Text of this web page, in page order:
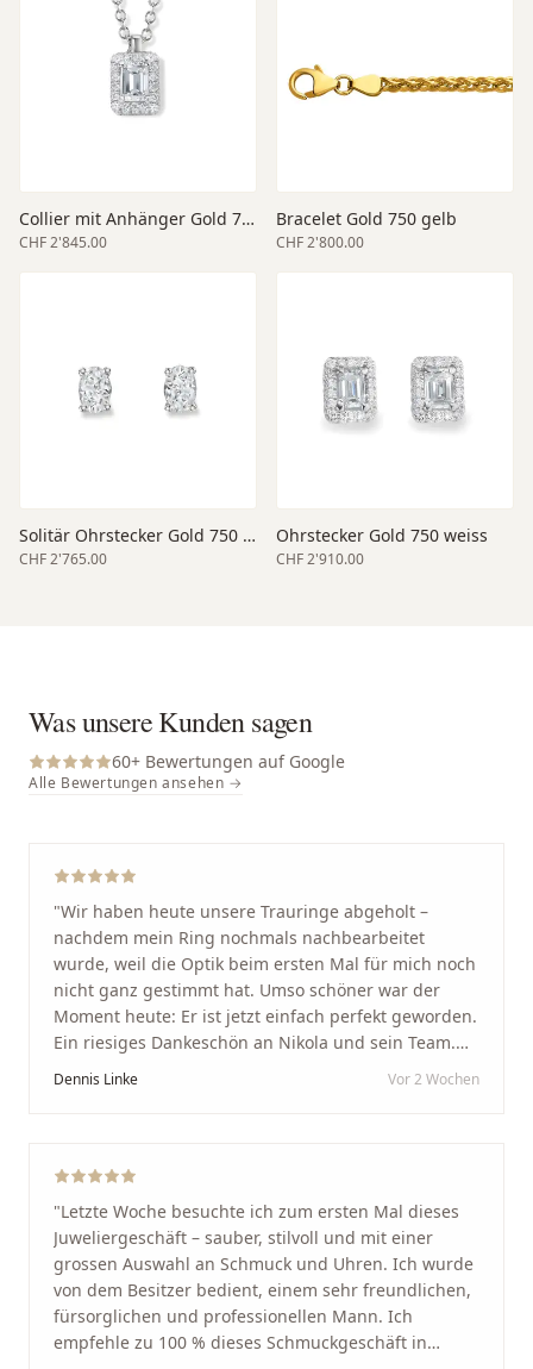
Collier mit Anhänger Gold 750 weiss 45 cm Länge
CHF 2'845.00
Bracelet Gold 750 gelb
CHF 2'800.00
Solitär Ohrstecker Gold 750 weiss
CHF 2'765.00
Ohrstecker Gold 750 weiss
CHF 2'910.00
Was unsere Kunden sagen
60+ Bewertungen auf Google
Alle Bewertungen ansehen →
"Wir haben heute unsere Trauringe abgeholt –
nachdem mein Ring nochmals nachbearbeitet
wurde, weil die Optik beim ersten Mal für mich noch
nicht ganz gestimmt hat. Umso schöner war der
Moment heute: Er ist jetzt einfach perfekt geworden.
Ein riesiges Dankeschön an Nikola und sein Team.
Vom ersten Termin an wurden wir jedes Mal
Arbeit und seine Kunden wirklich am Herzen liegen.
Service und echte Herzlichkeit schätzt, ist hier genau
richtig."
Dennis Linke Vor 2 Wochen
"Letzte Woche besuchte ich zum ersten Mal dieses
Juweliergeschäft – sauber, stilvoll und mit einer
grossen Auswahl an Schmuck und Uhren. Ich wurde
von dem Besitzer bedient, einem sehr freundlichen,
fürsorglichen und professionellen Mann. Ich
empfehle zu 100 % dieses Schmuckgeschäft in